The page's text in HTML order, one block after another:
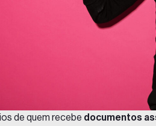
de quem recebe documentos